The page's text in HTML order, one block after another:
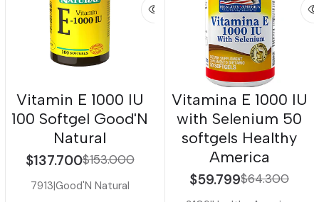
Vitamin E 1000 IU
100 Softgel Good'N
Natural
$137.700$153.000
7913|Good'N Natural
Vitamina E 1000 IU
with Selenium 50
softgels Healthy
America
$59.799$64.300